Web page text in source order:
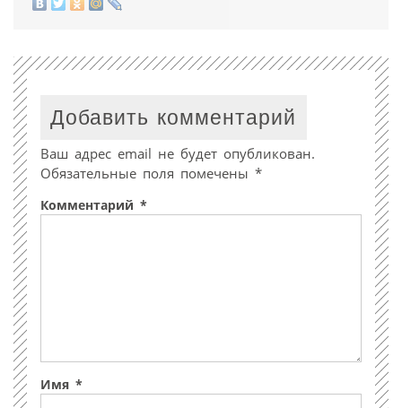
Добавить комментарий
Ваш адрес email не будет опубликован.
Обязательные поля помечены *
Комментарий *
Имя *